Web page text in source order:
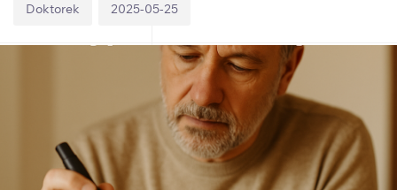
Doktorek 2025-05-25